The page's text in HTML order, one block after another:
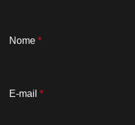
Nome *
E-mail *